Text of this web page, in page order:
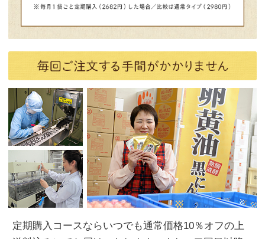
定期購入コースならいつでも通常価格10％オフの上